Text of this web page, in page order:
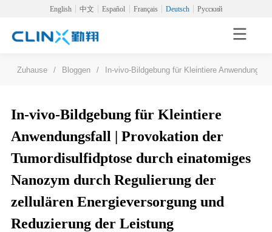
English 中文 Español Français Deutsch Русский
Zuhause / Bloggen / In-vivo-Bildgebung für Kleintiere
In-vivo-Bildgebung für Kleintiere
Anwendungsfall | Provokation der
Tumordisulfidptose durch einatomiges
Nanozym durch Regulierung der
zellulären Energieversorgung und
Reduzierung der Leistung